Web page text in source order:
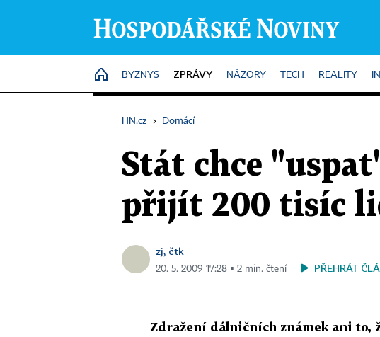
HOME
BYZNYS ZPRÁVY NÁZORY TECH REALITY
HN.cz › Domácí
Stát chce
přijít 200 tisíc
zj, čtk
20. 5. 2009 17:28 ▪ 2 min. čtení PŘEHRÁT
Zdražení dálničních známek ani to,